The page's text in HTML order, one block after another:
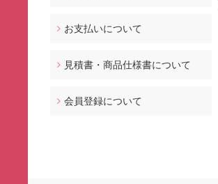
お支払いについて
見積書・商品仕様書について
会員登録について